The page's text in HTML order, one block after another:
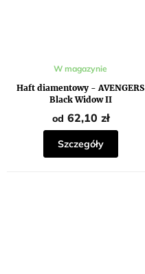
Haft diamentowy - AVENGERS
Black Widow II
Średnia
ocena
produktu
wynosi
5,0
na
5
gwiazdek.
W magazynie
od 62,10 zł
Szczegóły